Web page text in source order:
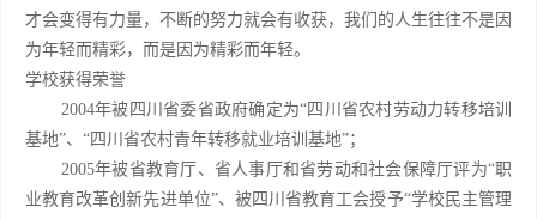
才会变得有力量，不断的努力就会有收获，我们的人生往往不是因
为年轻而精彩，而是因为精彩而年轻。
学校获得荣誉
2004年被四川省委省政府确定为“四川省农村劳动力转移培训
基地”、“四川省农村青年转移就业培训基地”；
2005年被省教育厅、省人事厅和省劳动和社会保障厅评为“职
业教育改革创新先进单位”、被四川省教育工会授予“学校民主管理